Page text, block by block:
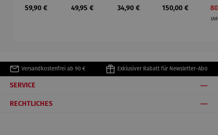
Edelstahl
Regulärer Preis:
59,90 €
| Flower
Regulärer Preis:
49,95 €
| Prinz
Regulärer Preis:
34,90 €
Limited
Regulärer Preis:
150,00 €
Versandkostenfrei ab 90 € Exklusiver Rabatt für Newsletter-Abo
SERVICE
RECHTLICHES